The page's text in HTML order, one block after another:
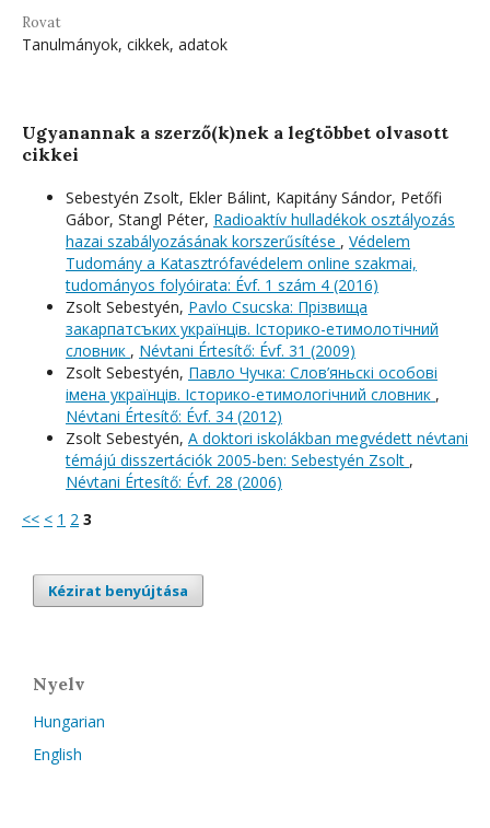
Rovat
Tanulmányok, cikkek, adatok
Ugyanannak a szerző(k)nek a legtöbbet olvasott
cikkei
Sebestyén Zsolt, Ekler Bálint, Kapitány Sándor, Petőfi
Gábor, Stangl Péter, Radioaktív hulladékok osztályozás
hazai szabályozásának korszerűsítése , Védelem
Tudomány a Katasztrófavédelem online szakmai,
tudományos folyóirata: Évf. 1 szám 4 (2016)
Zsolt Sebestyén, Pavlo Csucska: Прізвища
закарпатсъких українців. Історико-етимолотічний
словник , Névtani Értesítő: Évf. 31 (2009)
Zsolt Sebestyén, Павло Чучка: Слов’яньскі особові
імена українців. Історико-етимологічний словник ,
Névtani Értesítő: Évf. 34 (2012)
Zsolt Sebestyén, A doktori iskolákban megvédett névtani
témájú disszertációk 2005-ben: Sebestyén Zsolt ,
Névtani Értesítő: Évf. 28 (2006)
<< < 1 2 3
Kézirat benyújtása
Nyelv
Hungarian
English